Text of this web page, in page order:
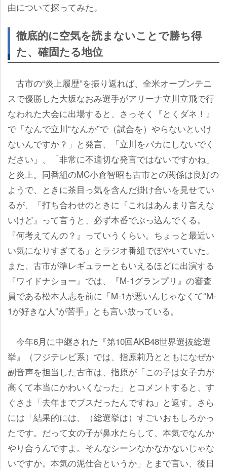
由について探ってみた。
徹底的に空気を読まないことで勝ち得
た、確固たる地位
古市の“炎上履歴”を振り返れば、全米オープンテニ
スで優勝した大坂なおみ選手がアリーナ立川立飛で行
なわれた大会に出場すると、さっそく『とくダネ！』
で「なんで立川“なんか”で（試合を）やらないといけ
ないんですか？」と発言、「立川をバカにしないでく
ださい」、「非常に不適切な発言ではないですかね」
と炎上。同番組のMC小倉智昭も古市との関係は良好の
ようで、ときに茶目っ気を含んだ掛け合いを見せてい
るが、「打ち合わせのときに『これはあんまり言えな
いけど』って言うと、必ず本番でぶっ込んでくる。
『何考えてんの？』っていうくらい。ちょっと最近い
い気になりすぎてる」とラジオ番組でぼやいていた。
また、古市が準レギュラーともいえるほどに出演する
『ワイドナショー』では、『M‐1グランプリ』の審査
員である松本人志を前に「M‐1が悪いんじゃなくて“M‐
1が好きな人”が苦手」とも言い放っている。
今年6月に中継された『第10回AKB48世界選抜総選
挙』（フジテレビ系）では、指原莉乃とともになぜか
副音声を担当した古市は、指原が「この子は女子力が
高くて本当にかわいくなった」とコメントすると、す
ぐさま「去年までブスだったんですね」と返す。さら
には「結果的には、（総選挙は）すごいおもしろかっ
たです。だって女の子が鼻水たらして、本気でなんか
り合うんですよ。そんなシーンなかなかないじゃな
いですか。本気の泥仕合というか」とまで言い、後日